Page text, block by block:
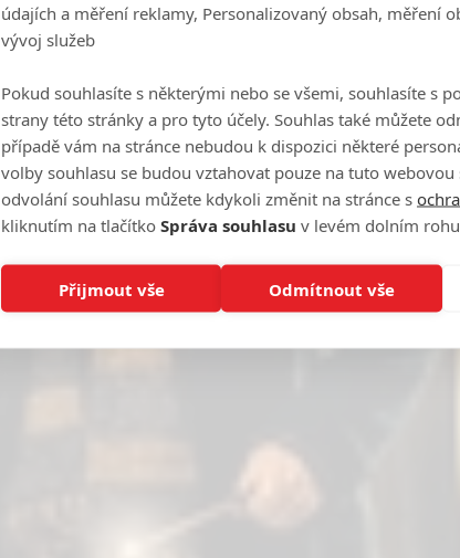
údajích a měření reklamy, Personalizovaný obsah, měření
vývoj služeb
Pokud souhlasíte s některými nebo se všemi, souhlasíte s
strany této stránky a pro tyto účely. Souhlas také můžete
případě vám na stránce nebudou k dispozici některé
volby souhlasu se budou vztahovat pouze na tuto webovou
odvolání souhlasu můžete kdykoli změnit na stránce s
kliknutím na tlačítko Správa souhlasu v levém dolním
Přijmout vše Odmítnout vše